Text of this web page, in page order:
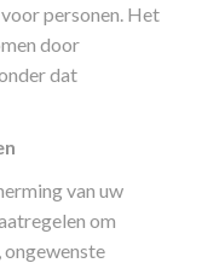
personen. Het
door
dat
van uw
om